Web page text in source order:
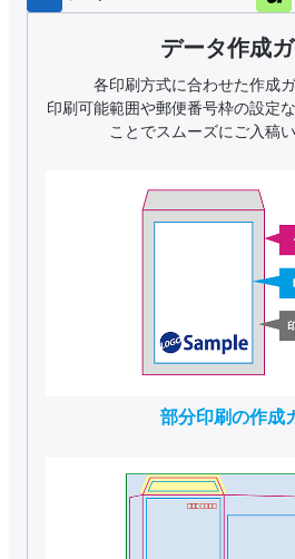
データ作成
各印刷方式に合わせた作成
印刷可能範囲や郵便番号枠の設定
ことでスムーズにご入稿
部分印刷の作成